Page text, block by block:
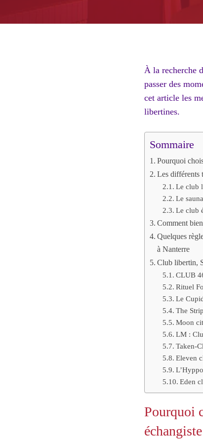
À la recherche
passer des
cet article les
libertines.
Sommaire
Pourquoi
Les différents
Le club
Le
Le club
Comment
Quelques
à Nanterre
Club libertin,
CLUB
Rituel
Le
The Strip
Moon
LM :
Taken-
Eleven
Eden
Pourquoi